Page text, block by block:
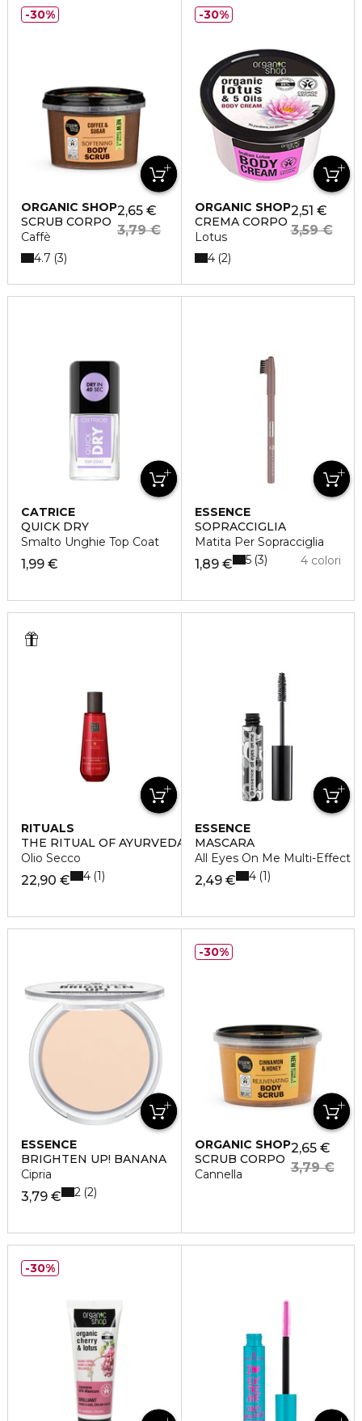
ORGANIC SHOP
SCRUB CORPO
Caffè
2,65 €
3,79 €
4.7 3
30%
ORGANIC SHOP
CREMA CORPO
Lotus
2,51 €
3,59 €
4 2
30%
CATRICE
QUICK DRY
Smalto Unghie Top Coat
1,99 €
ESSENCE
SOPRACCIGLIA
Matita Per Sopracciglia
1,89 € 4 colori
5 3
RITUALS
THE RITUAL OF AYURVEDA
Olio Secco
22,90 € 4 1
ESSENCE
MASCARA
All Eyes On Me Multi-Effect
2,49 € 4 1
ESSENCE
BRIGHTEN UP! BANANA
Cipria
3,79 € 2 2
ORGANIC SHOP
SCRUB CORPO
Cannella
2,65 €
3,79 €
30%
30%